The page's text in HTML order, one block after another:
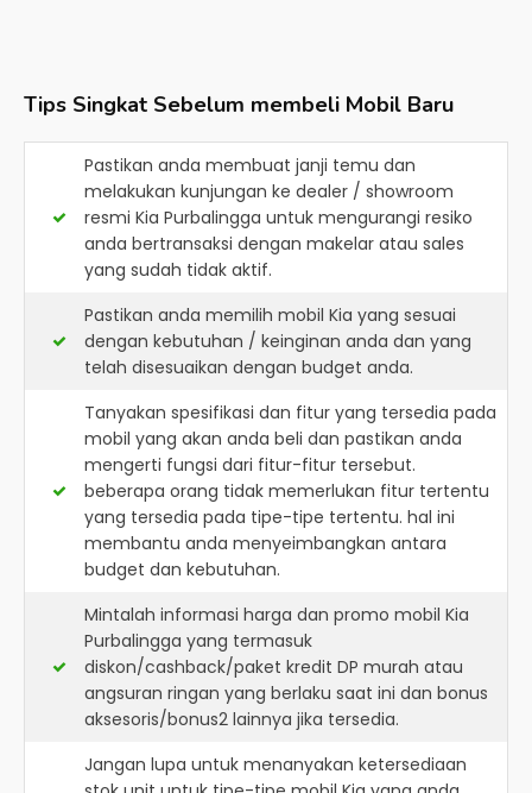
Tips Singkat Sebelum membeli Mobil Baru
Pastikan anda membuat janji temu dan
melakukan kunjungan ke dealer / showroom
resmi Kia Purbalingga untuk mengurangi resiko
anda bertransaksi dengan makelar atau sales
yang sudah tidak aktif.
Pastikan anda memilih mobil Kia yang sesuai
dengan kebutuhan / keinginan anda dan yang
telah disesuaikan dengan budget anda.
Tanyakan spesifikasi dan fitur yang tersedia pada
mobil yang akan anda beli dan pastikan anda
mengerti fungsi dari fitur-fitur tersebut.
beberapa orang tidak memerlukan fitur tertentu
yang tersedia pada tipe-tipe tertentu. hal ini
membantu anda menyeimbangkan antara
budget dan kebutuhan.
Mintalah informasi harga dan promo mobil Kia
Purbalingga yang termasuk
diskon/cashback/paket kredit DP murah atau
angsuran ringan yang berlaku saat ini dan bonus
aksesoris/bonus2 lainnya jika tersedia.
Jangan lupa untuk menanyakan ketersediaan